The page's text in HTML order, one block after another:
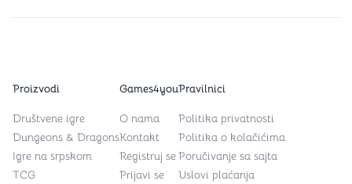
Proizvodi
Društvene igre
Dungeons & Dragons
Igre na srpskom
TCG
Games4you
O nama
Kontakt
Registruj se
Prijavi se
Pravilnici
Politika privatnosti
Politika o kolačićima
Poručivanje sa sajta
Uslovi plaćanja